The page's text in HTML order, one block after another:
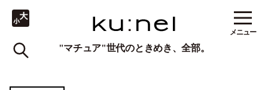
"マチュア"世代のときめき、全部。
メニュー